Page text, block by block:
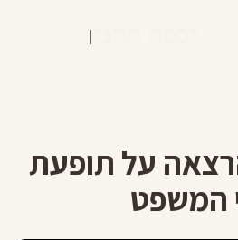
|
על תופעת
המשפט